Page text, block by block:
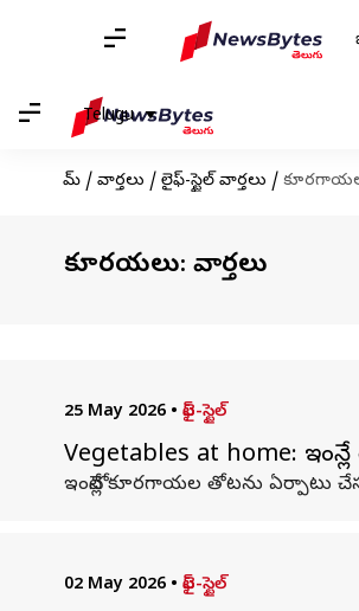
Telugu
హోమ్ / వార్తలు / లైఫ్-స్టైల్ వార్తలు /
కూరగాయలు: వార్తలు
25 May 2026 • లైఫ్-స్టైల్
Vegetables at home:
ఇంట్లోనే కూరగాయల తోటను ఏర్పాటు
02 May 2026 • లైఫ్-స్టైల్